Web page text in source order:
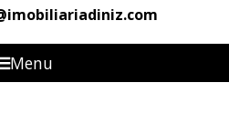
Menu